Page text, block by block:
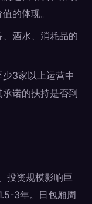
的体现。
酒水、消耗品的
3家以上运营中
诺的扶持是否到
投资规模影响巨
3年。日包厢周